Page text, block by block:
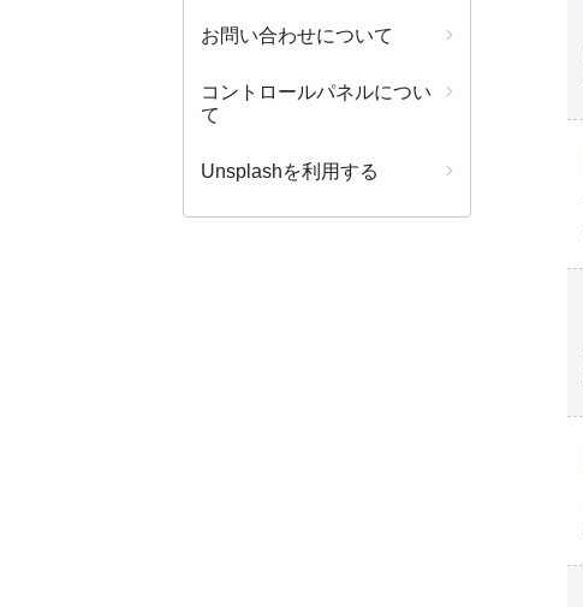
お問い合わせについて
コントロールパネルについ
て
Unsplashを利用する